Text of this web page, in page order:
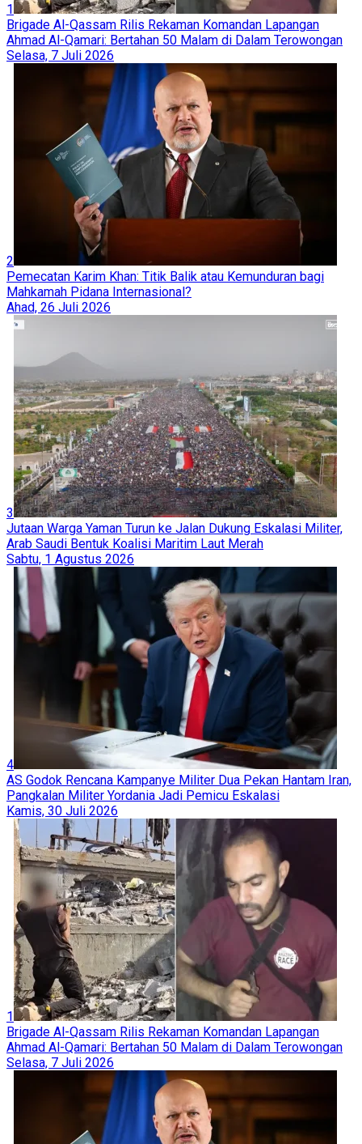
1
Brigade Al-Qassam Rilis Rekaman Komandan Lapangan
Ahmad Al-Qamari: Bertahan 50 Malam di Dalam Terowongan
Selasa, 7 Juli 2026
2
Pemecatan Karim Khan: Titik Balik atau Kemunduran bagi
Mahkamah Pidana Internasional?
Ahad, 26 Juli 2026
3
Jutaan Warga Yaman Turun ke Jalan Dukung Eskalasi Militer,
Arab Saudi Bentuk Koalisi Maritim Laut Merah
Sabtu, 1 Agustus 2026
4
AS Godok Rencana Kampanye Militer Dua Pekan Hantam Iran,
Pangkalan Militer Yordania Jadi Pemicu Eskalasi
Kamis, 30 Juli 2026
1
Brigade Al-Qassam Rilis Rekaman Komandan Lapangan
Ahmad Al-Qamari: Bertahan 50 Malam di Dalam Terowongan
Selasa, 7 Juli 2026